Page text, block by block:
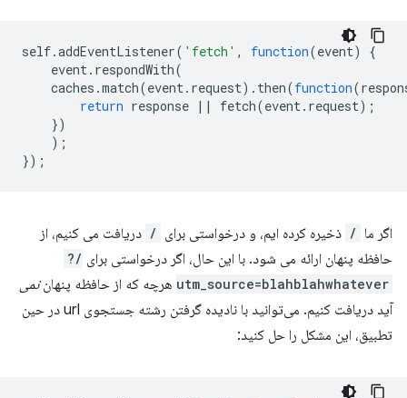
self.addEventListener( 'fetch' , function(event)
{
event. respondWith(
caches .match(event. request). then(function(
return response || fetch(event. request);
})
);
});
اگر ما / ذخیره کرده ایم، و درخواستی برای / دریافت می کنیم، از
حافظه پنهان ارائه می شود. با این حال، اگر درخواستی برای /?
utm_source=blahblahwhatever هرچه که از حافظه پنهاننمی
آید دریافت کنیم. می‌توانید با نادیده گرفتن رشته جستجوی url در حین
تطبیق، این مشکل را حل کنید: